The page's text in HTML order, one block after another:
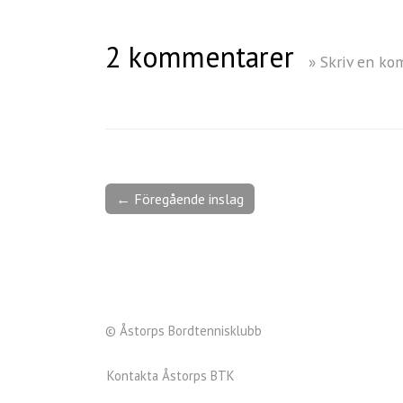
2 kommentarer » Skriv en
← Föregående inslag
© Åstorps Bordtennisklubb
Kontakta Åstorps BTK